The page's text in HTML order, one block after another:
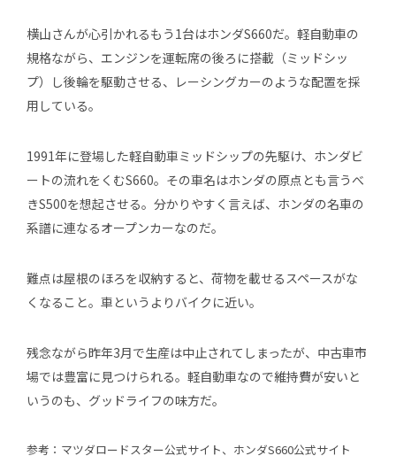
横山さんが心引かれるもう1台はホンダS660だ。軽自動車の
規格ながら、エンジンを運転席の後ろに搭載（ミッドシッ
プ）し後輪を駆動させる、レーシングカーのような配置を採
用している。
1991年に登場した軽自動車ミッドシップの先駆け、ホンダビ
ートの流れをくむS660。その車名はホンダの原点とも言うべ
きS500を想起させる。分かりやすく言えば、ホンダの名車の
系譜に連なるオープンカーなのだ。
難点は屋根のほろを収納すると、荷物を載せるスペースがな
くなること。車というよりバイクに近い。
残念ながら昨年3月で生産は中止されてしまったが、中古車市
場では豊富に見つけられる。軽自動車なので維持費が安いと
いうのも、グッドライフの味方だ。
参考：マツダロードスター公式サイト、ホンダS660公式サイト